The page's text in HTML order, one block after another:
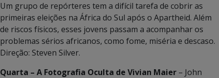
Um grupo de repórteres tem a difícil tarefa de cobrir as
primeiras eleições na África do Sul após o Apartheid. Além
de riscos físicos, esses jovens passam a acompanhar os
problemas sérios africanos, como fome, miséria e descaso.
Direção: Steven Silver.
Quarta – A Fotografia Oculta de Vivian Maier – John